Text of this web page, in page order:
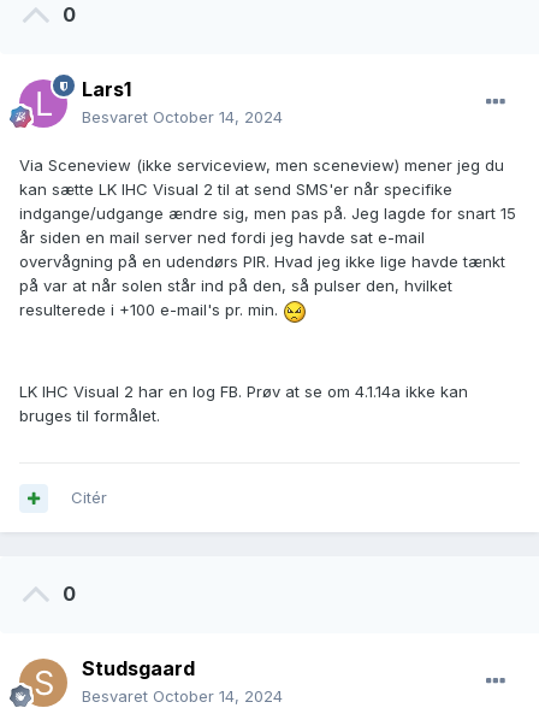
0
Lars1
Besvaret October 14, 2024
Via Sceneview (ikke serviceview, men sceneview) mener jeg du
kan sætte LK IHC Visual 2 til at send SMS'er når specifike
indgange/udgange ændre sig, men pas på. Jeg lagde for snart 15
år siden en mail server ned fordi jeg havde sat e-mail
overvågning på en udendørs PIR. Hvad jeg ikke lige havde tænkt
på var at når solen står ind på den, så pulser den, hvilket
resulterede i +100 e-mail's pr. min.
LK IHC Visual 2 har en log FB. Prøv at se om 4.1.14a ikke kan
bruges til formålet.
Citér
0
Studsgaard
Besvaret October 14, 2024